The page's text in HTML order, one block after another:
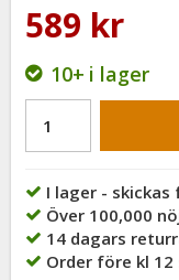
589 kr
10+ i lager
I lager - skickas
Över 100,000
14 dagars
Order före kl 12